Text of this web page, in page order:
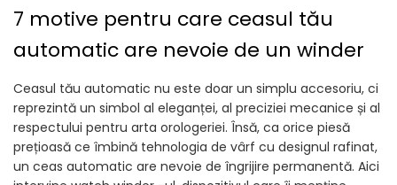
7 motive pentru care ceasul tău
automatic are nevoie de un winder
Ceasul tău automatic nu este doar un simplu accesoriu, ci
reprezintă un simbol al eleganței, al preciziei mecanice și al
respectului pentru arta orologeriei. Însă, ca orice piesă
prețioasă ce îmbină tehnologia de vârf cu designul rafinat,
un ceas automatic are nevoie de îngrijire permanentă. Aici